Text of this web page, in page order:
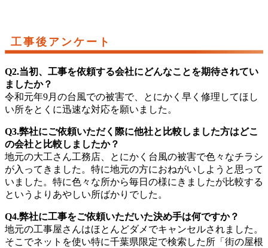
工事後アンケート
Q2.当初、工事を依頼する会社にどんなことを期待されてい
ましたか？
令和元年9月の台風での被害で、とにかく早く修理してほし
い所をとくに迅速な対応を願いました。
Q3.弊社にご依頼いただく際に他社と比較しました方はどこ
の会社と比較しましたか？
地元の大工さん工務店、とにかく台風の被害で色々なチラシ
が入ってきました。特に地元の方におねがいしようと思って
いました。特に色々な所から毎日の様にきましたが比較する
というよりあやしい所ばかりでした。
Q4.弊社に工事をご依頼いただいた決め手は何ですか？
地元の工事屋さんはほとんどダメでキャンセルされました。
そこでネットを使い特に千葉県限定で検索した所「街の屋根